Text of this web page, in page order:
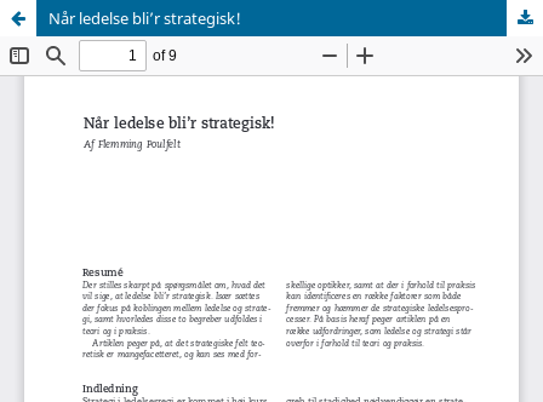
Når ledelse bli’r strategisk!